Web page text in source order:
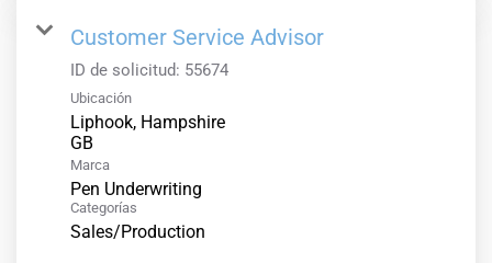
Customer Service Advisor
ID de solicitud: 55674
Ubicación
Liphook, Hampshire
Marca
Pen Underwriting
Categorías
Sales/Production